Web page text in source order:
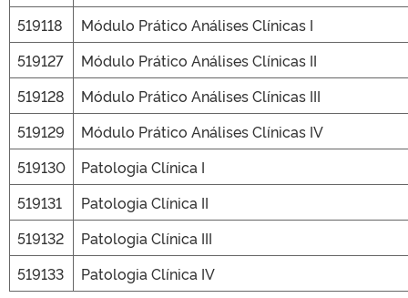
519118
Módulo Prático Análises Clínicas I
519127
Módulo Prático Análises Clínicas II
519128
Módulo Prático Análises Clínicas III
519129
Módulo Prático Análises Clínicas IV
519130
Patologia Clínica I
519131
Patologia Clínica II
519132
Patologia Clínica III
519133
Patologia Clínica IV